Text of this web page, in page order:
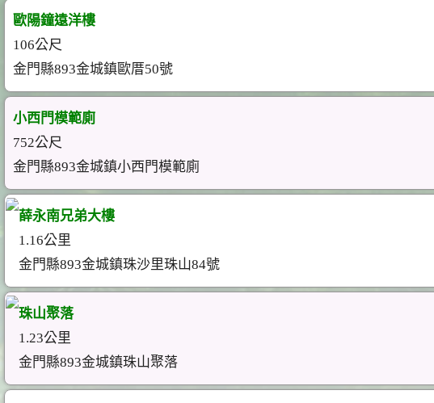
歐陽鐘遠洋樓
106公尺
金門縣893金城鎮歐厝50號
小西門模範廁
752公尺
金門縣893金城鎮小西門模範廁
薛永南兄弟大樓
1.16公里
金門縣893金城鎮珠沙里珠山84號
珠山聚落
1.23公里
金門縣893金城鎮珠山聚落